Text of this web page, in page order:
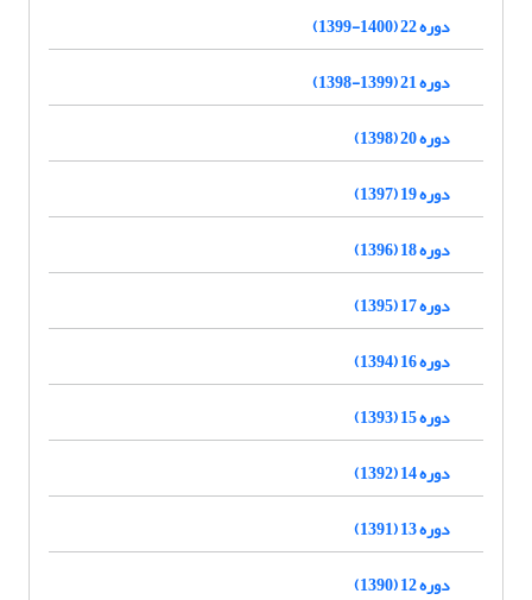
دوره 22 (1400-1399)
دوره 21 (1399-1398)
دوره 20 (1398)
دوره 19 (1397)
دوره 18 (1396)
دوره 17 (1395)
دوره 16 (1394)
دوره 15 (1393)
دوره 14 (1392)
دوره 13 (1391)
دوره 12 (1390)